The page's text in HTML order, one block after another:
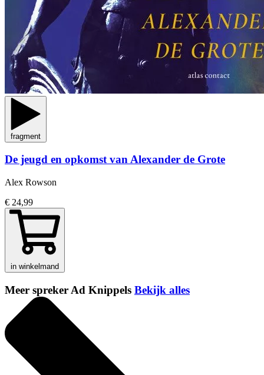
fragment
De jeugd en opkomst van Alexander de Grote
Alex Rowson
€ 24,99
in winkelmand
Meer spreker Ad Knippels Bekijk alles